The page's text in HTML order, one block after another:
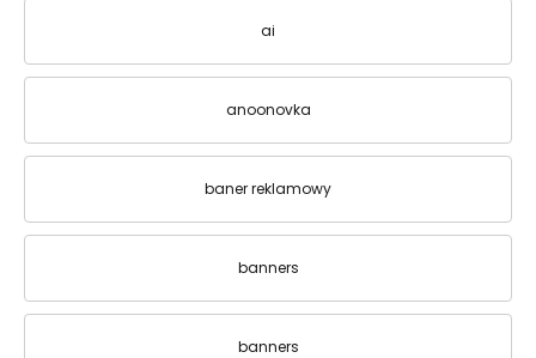
ai
anoonovka
baner reklamowy
banners
banners